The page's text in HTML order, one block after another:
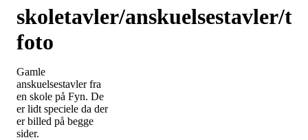
skoletavler/anskuelsestavler/
foto
Gamle
anskuelsestavler fra
en skole på Fyn. De
er lidt speciele da der
er billed på begge
sider.